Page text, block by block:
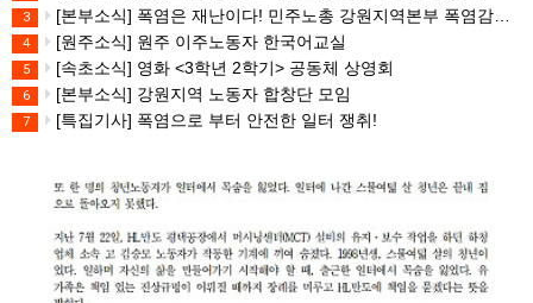
3 [본부소식] 폭염은 재난이다! 민주노총 강원지역본부 폭염감시단 선포 기자회견
4 [원주소식] 원주 이주노동자 한국어교실
5 [속초소식] 영화 <3학년 2학기> 공동체 상영회
6 [본부소식] 강원지역 노동자 합창단 모임
7 [특집기사] 폭염으로 부터 안전한 일터 쟁취!